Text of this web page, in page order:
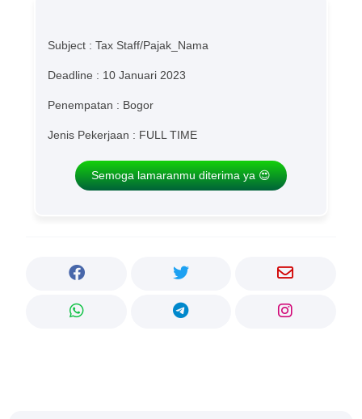
Subject : Tax Staff/Pajak_Nama
Deadline : 10 Januari 2023
Penempatan : Bogor
Jenis Pekerjaan : FULL TIME
Semoga lamaranmu diterima ya 😍